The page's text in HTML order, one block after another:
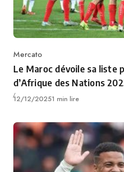
Category
Mercato
Le Maroc dévoile sa liste
d’Afrique des Nations
Publié
12/12/20251 min lire